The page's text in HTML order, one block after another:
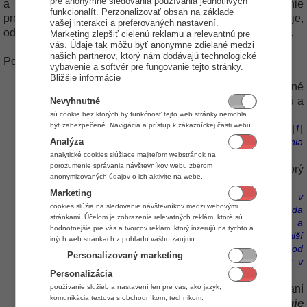
a pod. je potrebné mať aplikované natavenie Povolenie
prerušení.) Ak dané nastavenie aplikované nie je,
odpracovaný čas sa vyhodnotí, ale daný deň sa nespracuje.
Postup nastavenia snímaní:
Do rozsahov Príchod a Odchod zadajte požadované
hodnoty v tvare HH:MM:SS. Rozsahom vytíčite hornú a
dolnú hranicu príchodu/odchodu.
Rozsah príchod môže vyzerať napríklad takto: 07:00:00 |1|
10:00:00 |1|. Teda príchod by bol podľa tohto nastavenia
akceptovaný v intervale od 7:00 do 10:00.
Čislo vpravo od časov rozsahov znamená deň, v ktorý
sa môže snímanie uskutočniť.
Príklad: Pracovník príde na nočnú zmenu, ktorá začína v
jeden deň a končí nasledujúci deň. Interval príchod by teda
moho vyzerať asi takto:od 20:30:00 |1| do 22:00:00 |1| a
interval odchodu by mohol byť kedže sa uskutoční další
deň:od 05:00:00 |2| do 06:30:00 |2|. Teda príchod
akceptovaný v aktuálny deň |1| a odchod akceptovaný v
nasledujúci deň |2|.
Následne nastavte spôsob zaokrúhľovania snímaní
príchodov a odchodov v časti
Zaokrúhľovanie
funkcionalít. Perzonalizovať obsah na základe
vašej interakci a preferovaných nastavení.
Marketing zlepšiť cielenú reklamu a relevantnú pre
vás. Údaje tak môžu byť anonymne zdielané medzi
našich partnerov, ktorý nám dodávajú technologické
vybavenie a softvér pre fungovanie tejto stránky.
Bližšie informácie
Nevyhnutné
sú cookie bez ktorých by funkčnosť tejto web stránky nemohla
byť zabezpečené. Navigácia a prístup k zákazníckej časti webu.
Analýza
analytické cookies slúžiace majiteľom webstránok na
porozumenie správania návštevníkov webu zberom
anonymizovaných údajov o ich aktivite na webe.
Marketing
cookies slúžia na sledovanie návštevníkov medzi webovými
stránkami. Účelom je zobrazenie relevatných reklám, ktoré sú
hodnotnejšie pre vás a tvorcov reklám, ktorý inzerujú na týchto a
iných web stránkach z pohľadu vášho záujmu.
Personalizovaný marketing
Personalizácia
používanie služieb a nastavení len pre vás, ako jazyk,
komunikácia textová s obchodníkom, technikom.